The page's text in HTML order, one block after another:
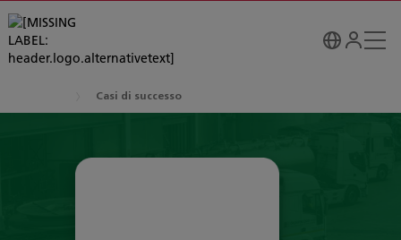
Casi di successo